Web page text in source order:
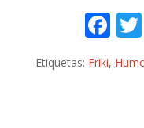
F
ac
e
Etiquetas: Friki,